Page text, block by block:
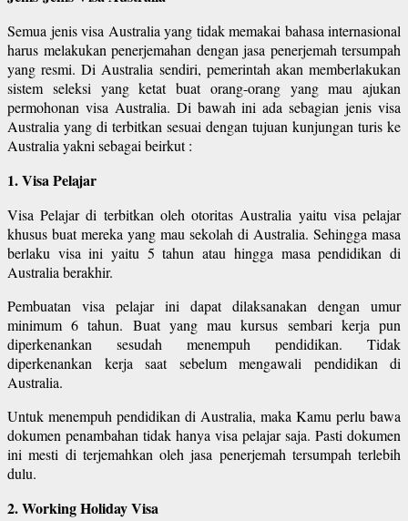
Semua jenis visa Australia yang tidak memakai bahasa internasional
harus melakukan penerjemahan dengan jasa penerjemah tersumpah
yang resmi. Di Australia sendiri, pemerintah akan memberlakukan
sistem seleksi yang ketat buat orang-orang yang mau ajukan
permohonan visa Australia. Di bawah ini ada sebagian jenis visa
Australia yang di terbitkan sesuai dengan tujuan kunjungan turis ke
Australia yakni sebagai beirkut :
1. Visa Pelajar
Visa Pelajar di terbitkan oleh otoritas Australia yaitu visa pelajar
khusus buat mereka yang mau sekolah di Australia. Sehingga masa
berlaku visa ini yaitu 5 tahun atau hingga masa pendidikan di
Australia berakhir.
Pembuatan visa pelajar ini dapat dilaksanakan dengan umur
minimum 6 tahun. Buat yang mau kursus sembari kerja pun
diperkenankan sesudah menempuh pendidikan. Tidak
diperkenankan kerja saat sebelum mengawali pendidikan di
Australia.
Untuk menempuh pendidikan di Australia, maka Kamu perlu bawa
dokumen penambahan tidak hanya visa pelajar saja. Pasti dokumen
ini mesti di terjemahkan oleh jasa penerjemah tersumpah terlebih
dulu.
2. Working Holiday Visa